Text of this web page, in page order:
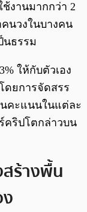
งานมากกว่า 2
นวงในบางคน
นธรรม
ให้กับตัวเอง
ดยการจัดสรร
คะแนนในแต่ละ
คริปโตกล่าวบน
สร้างพื้น